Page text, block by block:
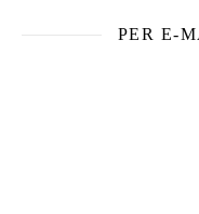
PER E-